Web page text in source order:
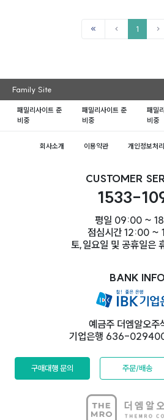
1
Family Site
패밀리사이트 준
비중
패밀리사이트 준
비중
패밀
비중
회사소개 이용약관 개인정보처
CUSTOMER
1533-
평일 09:00 ~
점심시간 12:00 ~
토,일요일 및 공휴일은
BANK INFO
예금주 더엠알오주
기업은행 636-
구매대행 문의 주문/배송